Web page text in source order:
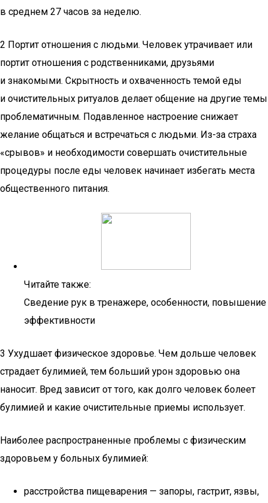
в среднем 27 часов за неделю.
2 Портит отношения с людьми. Человек утрачивает или
портит отношения с родственниками, друзьями
и знакомыми. Скрытность и охваченность темой еды
и очистительных ритуалов делает общение на другие темы
проблематичным. Подавленное настроение снижает
желание общаться и встречаться с людьми. Из-за страха
«срывов» и необходимости совершать очистительные
процедуры после еды человек начинает избегать места
общественного питания.
Читайте также:
Сведение рук в тренажере, особенности, повышение
эффективности
3 Ухудшает физическое здоровье. Чем дольше человек
страдает булимией, тем больший урон здоровью она
наносит. Вред зависит от того, как долго человек болеет
булимией и какие очистительные приемы использует.
Наиболее распространенные проблемы с физическим
здоровьем у больных булимией:
расстройства пищеварения — запоры, гастрит, язвы,